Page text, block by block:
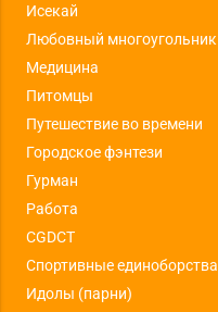
Исекай
Любовный многоугольник
Медицина
Питомцы
Путешествие во времени
Городское фэнтези
Гурман
Работа
CGDCT
Спортивные единоборства
Идолы (парни)